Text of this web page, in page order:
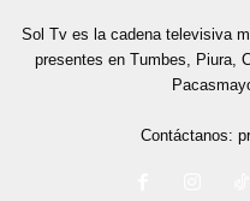
Sol Tv es la cadena televisiva
presentes en Tumbes, Piura,
Contáctanos: